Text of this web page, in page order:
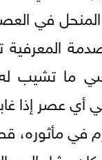
في
ما
أي عصر إذا
في